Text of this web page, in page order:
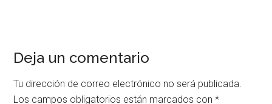
Deja un comentario
Tu dirección de correo electrónico no será publicada.
Los campos obligatorios están marcados con*